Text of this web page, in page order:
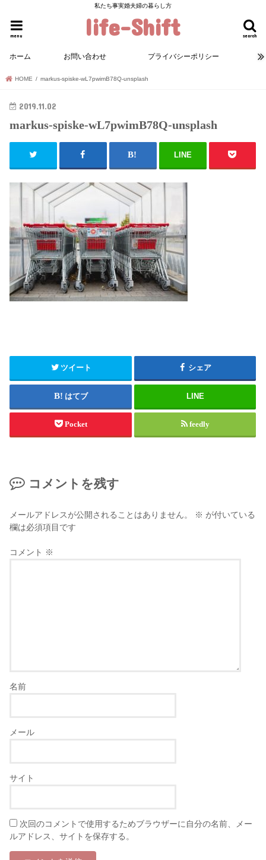
私たち事実婚夫婦の暮らし方
life-Shift search
menu
ホーム お問い合わせ プライバシーポリシー
HOME markus-spiske-wL7pwimB78Q-unsplash
2019.11.02
markus-spiske-wL7pwimB78Q-unsplash
LINE
ツイート シェア
はてブ LINE
Pocket feedly
コメントを残す
メールアドレスが公開されることはありません。 ※ が付いている
欄は必須項目です
コメント ※
名前
メール
サイト
次回のコメントで使用するためブラウザーに自分の名前、メー
ルアドレス、サイトを保存する。